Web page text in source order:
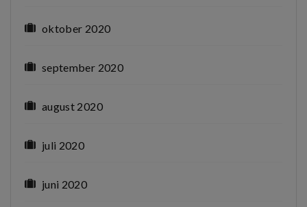
oktober 2020
september 2020
august 2020
juli 2020
juni 2020